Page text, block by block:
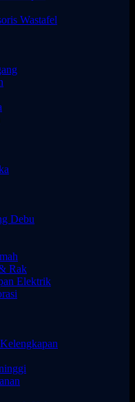
Wastafel
Debu
Rak
Elektrik